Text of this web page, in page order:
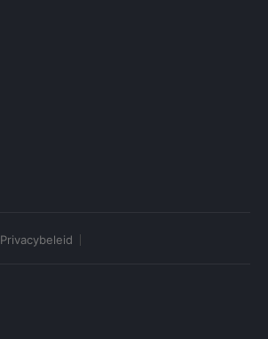
Privacybeleid